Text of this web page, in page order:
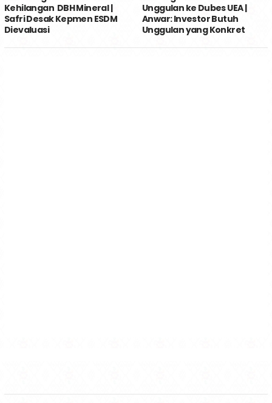
Kehilangan DBH Mineral |
Safri Desak Kepmen ESDM
Dievaluasi
Unggulan ke Dubes UEA |
Anwar: Investor Butuh
Unggulan yang Konkret